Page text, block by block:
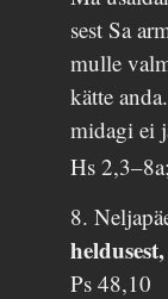
sest Sa
mulle
kätte
midagi ei
Hs
8.
Ps 48,10